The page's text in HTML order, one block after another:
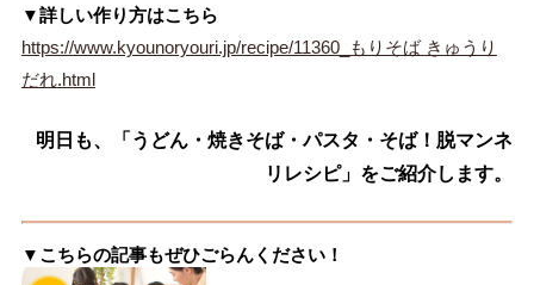
▼詳しい作り方はこちら
https://www.kyounoryouri.jp/recipe/11360_もりそば きゅうり
だれ.html
明日も、「うどん・焼きそば・パスタ・そば！脱マンネ
リレシピ」をご紹介します。
▼こちらの記事もぜひごらんください！